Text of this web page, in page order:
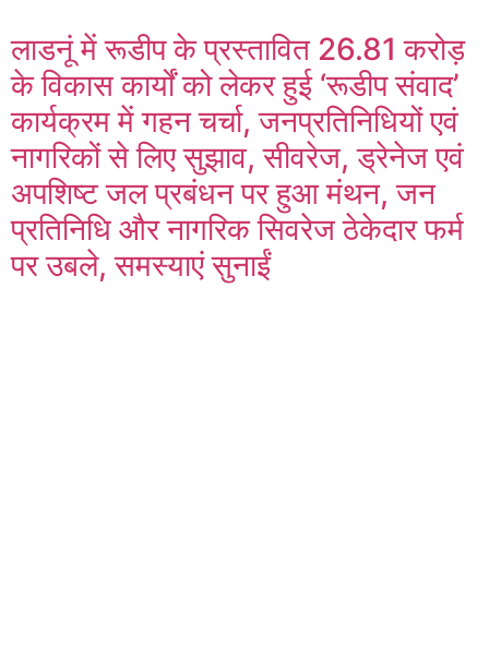
लाडनूं में रूडीप के प्रस्तावित 26.81 करोड़
के विकास कार्यों को लेकर हुई ‘रूडीप संवाद’
कार्यक्रम में गहन चर्चा, जनप्रतिनिधियों एवं
नागरिकों से लिए सुझाव, सीवरेज, ड्रेनेज एवं
अपशिष्ट जल प्रबंधन पर हुआ मंथन, जन
प्रतिनिधि और नागरिक सिवरेज ठेकेदार फर्म
पर उबले, समस्याएं सुनाईं